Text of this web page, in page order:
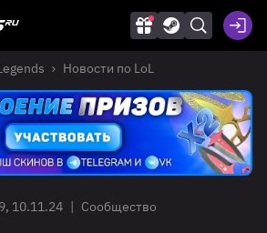
Новости по LoL
10.11.24 | Сообщество